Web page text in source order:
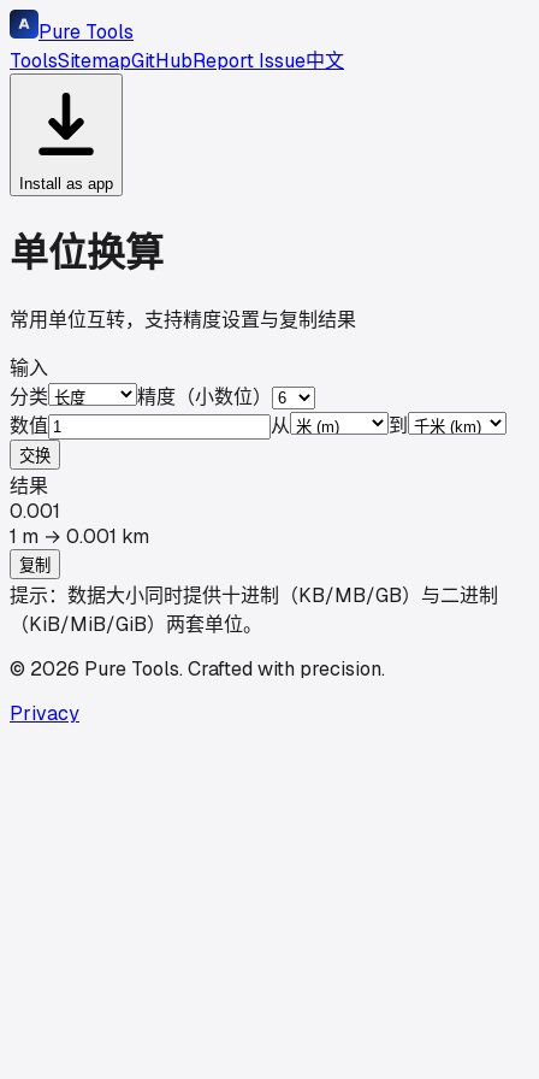
Pure Tools
ToolsSitemapGitHubReport Issue中文
Install as app
单位换算
常用单位互转，支持精度设置与复制结果
输入
分类
精度（小数位）
数值
从 到
交换
结果
0.001
1 m → 0.001 km
复制
提示：数据大小同时提供十进制（KB/MB/GB）与二进制
（KiB/MiB/GiB）两套单位。
© 2026 Pure Tools.Crafted with precision.
Privacy